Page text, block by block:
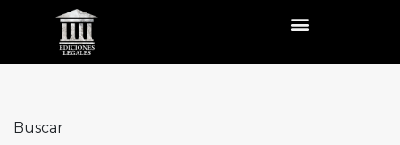
Buscar